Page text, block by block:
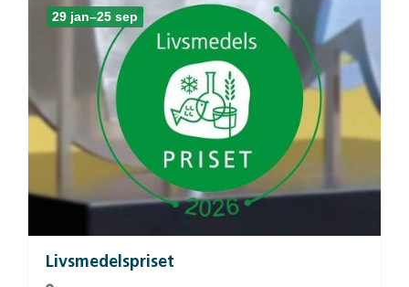
29 jan–25 sep
Livsmedelspriset